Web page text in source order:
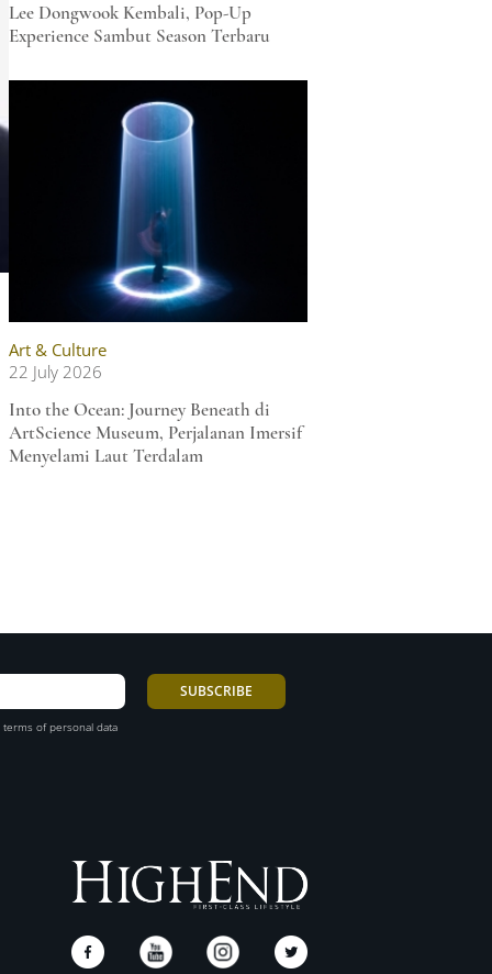
Lee Dongwook Kembali, Pop-Up
Experience Sambut Season Terbaru
Art & Culture
22 July 2026
Into the Ocean: Journey Beneath di
ArtScience Museum, Perjalanan Imersif
Menyelami Laut Terdalam
of personal data